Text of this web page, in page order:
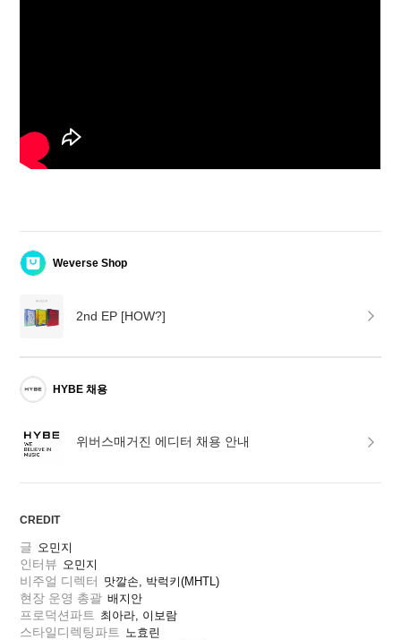
Weverse Shop
2nd EP [HOW?]
HYBE 채용
위버스매거진 에디터 채용 안내
CREDIT
글 오민지
인터뷰 오민지
비주얼 디렉터 맛깔손, 박럭키(MHTL)
현장 운영 총괄 배지안
프로덕션파트 최아라, 이보람
스타일디렉팅파트 노효린